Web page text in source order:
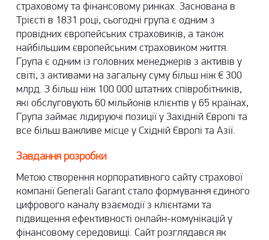
страховому та фінансовому ринках. Заснована в
Трієсті в 1831 році, сьогодні група є одним з
провідних європейських страховиків, а також
найбільшим європейським страховиком життя.
Група є одним із головних менеджерів з активів у
світі, з активами на загальну суму більш ніж € 300
млрд. З більш ніж 100 000 штатних співробітників,
які обслуговують 60 мільйонів клієнтів у 65 країнах,
Група займає лідируючі позиції у Західній Європі та
все більш важливе місце у Східній Європі та Азії.
Завдання розробки
Метою створення корпоративного сайту страхової
компанії Generali Garant стало формування єдиного
цифрового каналу взаємодії з клієнтами та
підвищення ефективності онлайн-комунікацій у
фінансовому середовищі. Сайт розглядався як